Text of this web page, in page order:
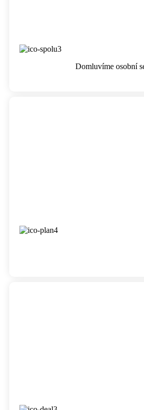
Domluvíme osobní